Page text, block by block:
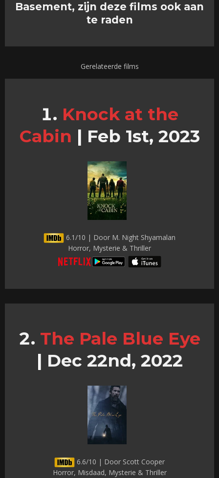
Basement, zijn deze films ook aan
te raden
Gerelateerde films
Knock at the
Cabin | Feb 1st, 2023
6.1/10 | Door M. Night Shyamalan
Horror, Mysterie & Thriller
The Pale Blue Eye
| Dec 22nd, 2022
6.6/10 | Door Scott Cooper
Horror, Misdaad, Mysterie & Thriller